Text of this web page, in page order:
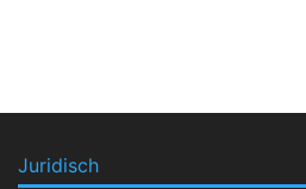
Juridisch